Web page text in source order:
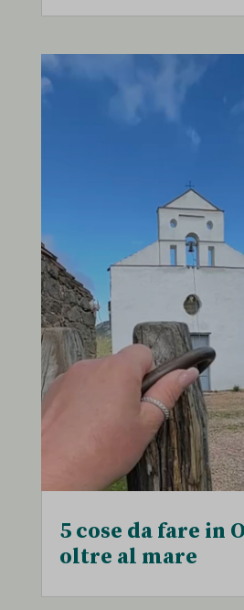
5 cose da fare in
oltre al mare